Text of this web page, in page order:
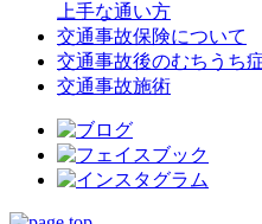
上手な通い方
交通事故保険について
交通事故後のむちうち
交通事故施術